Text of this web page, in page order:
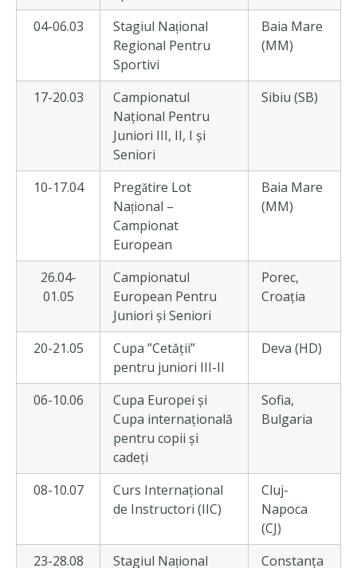
04-06.03
Stagiul Național
Regional Pentru
Sportivi
Baia Mare
(MM)
17-20.03
Campionatul
Național Pentru
Juniori III, II, I și
Seniori
Sibiu (SB)
10-17.04
Pregătire Lot
Național –
Campionat
European
Baia Mare
(MM)
26.04-
01.05
Campionatul
European Pentru
Juniori și Seniori
Porec,
Croația
20-21.05
Cupa ”Cetății”
pentru juniori III-II
Deva (HD)
06-10.06
Cupa Europei și
Cupa internațională
pentru copii și
cadeți
Sofia,
Bulgaria
08-10.07
Curs Internațional
de Instructori (IIC)
Cluj-
Napoca
(CJ)
23-28.08
Stagiul Național Constanța